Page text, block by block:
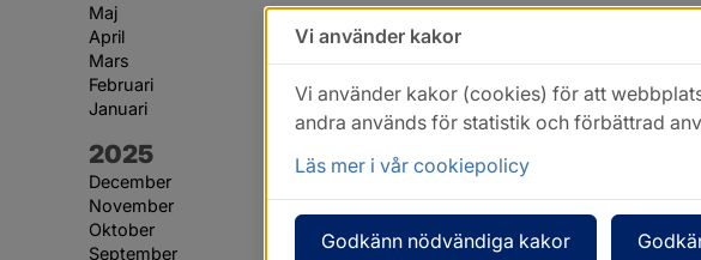
Maj
April
Mars
Februari
Januari
År:
2025
December
November
Oktober
September
Vi använder kakor
Vi använder kakor (cookies) för att
andra används för statistik och förbättrad
Läs mer i vår cookiepolicy
Godkänn nödvändiga kakor